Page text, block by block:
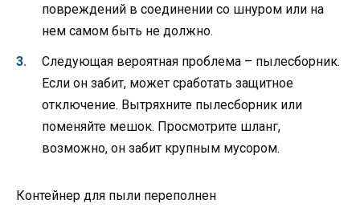
повреждений в соединении со шнуром или на
нем самом быть не должно.
Следующая вероятная проблема – пылесборник.
Если он забит, может сработать защитное
отключение. Вытряхните пылесборник или
поменяйте мешок. Просмотрите шланг,
возможно, он забит крупным мусором.
Контейнер для пыли переполнен